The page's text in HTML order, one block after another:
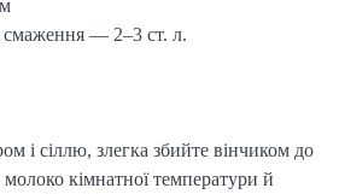
смаження — 2–3 ст. л.
і сіллю, злегка збийте вінчиком до
кімнатної температури й